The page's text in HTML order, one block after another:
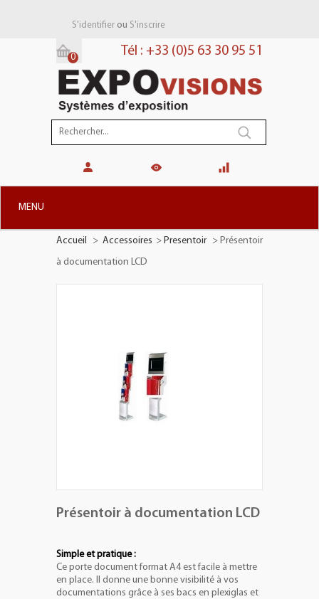
S'identifierou S'inscrire
Tél : +33 (0)5 63 30 95 51
Panier:
0
MENU
STANDS MODULAIRES
Accueil > Accessoires > Presentoir > Présentoir
à documentation LCD
Présentoir à documentation LCD
Simple et pratique :
Ce porte document format A4 est facile à mettre
en place. Il donne une bonne visibilité à vos
documentations grâce à ses bacs en plexiglas et